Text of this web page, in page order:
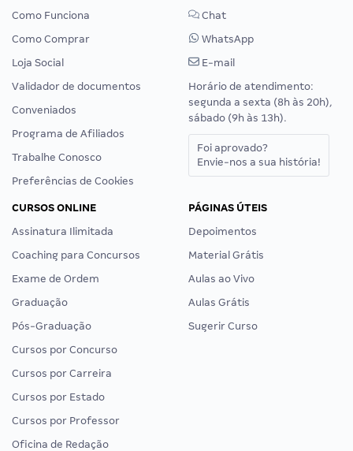
Como Funciona
Como Comprar
Loja Social
Validador de documentos
Conveniados
Programa de Afiliados
Trabalhe Conosco
Preferências de Cookies
Chat
WhatsApp
E-mail
Horário de atendimento:
segunda a sexta (8h às 20h),
sábado (9h às 13h).
Foi aprovado?
Envie-nos a sua história!
CURSOS ONLINE
Assinatura Ilimitada
Coaching para Concursos
Exame de Ordem
Graduação
Pós-Graduação
Cursos por Concurso
Cursos por Carreira
Cursos por Estado
Cursos por Professor
Oficina de Redação
PÁGINAS ÚTEIS
Depoimentos
Material Grátis
Aulas ao Vivo
Aulas Grátis
Sugerir Curso